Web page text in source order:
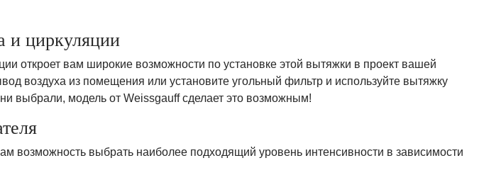
и циркуляции
откроет вам широкие возможности по установке этой вытяжки в проект вашей
воздуха из помещения или установите угольный фильтр и используйте вытяжку
выбрали, модель от Weissgauff сделает это возможным!
возможность выбрать наиболее подходящий уровень интенсивности в зависимости